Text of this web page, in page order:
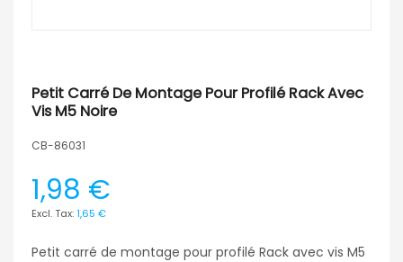
Petit Carré De Montage Pour Profilé Rack Avec
Vis M5 Noire
CB-86031
1,98 €
1,65 €
Petit carré de montage pour profilé Rack avec vis M5